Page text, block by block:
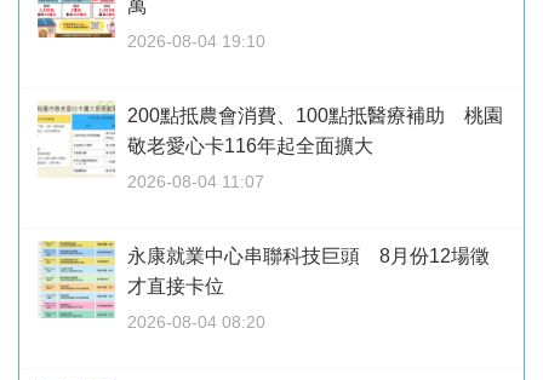
萬
2026-08-04 19:10
200點抵農會消費、100點抵醫療補助 桃園
敬老愛心卡116年起全面擴大
2026-08-04 11:07
永康就業中心串聯科技巨頭 8月份12場徵
才直接卡位
2026-08-04 08:20